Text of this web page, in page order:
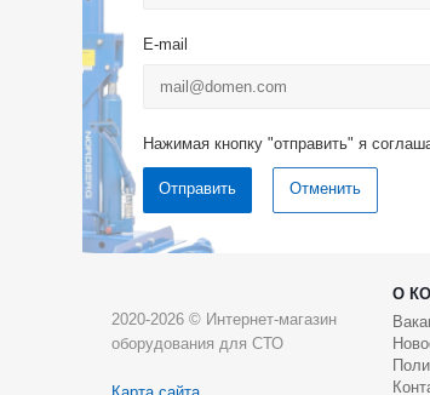
E-mail
Нажимая кнопку "отправить" я
Отменить
2020-2026 © Интернет-магазин
оборудования для СТО
О